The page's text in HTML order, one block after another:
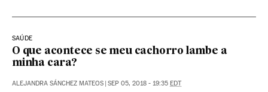
SAÚDE
O que acontece se meu cachorro lambe a
minha cara?
ALEJANDRA SÁNCHEZ MATEOS SEP 05, 2018 - 19:35 EDT